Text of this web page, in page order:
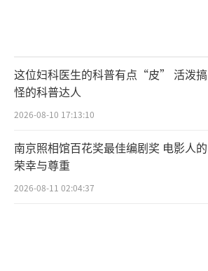
这位妇科医生的科普有点“皮” 活泼搞
怪的科普达人
2026-08-10 17:13:10
南京照相馆百花奖最佳编剧奖 电影人的
荣幸与尊重
2026-08-11 02:04:37